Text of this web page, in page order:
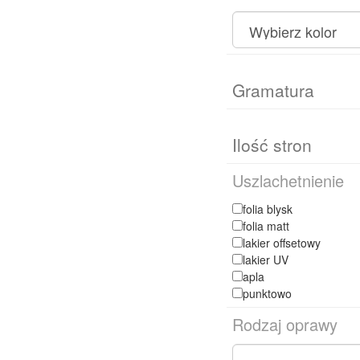
Uszlachetnienie
folia blysk
folia matt
lakier offsetowy
lakier UV
apla
punktowo
Rodzaj oprawy